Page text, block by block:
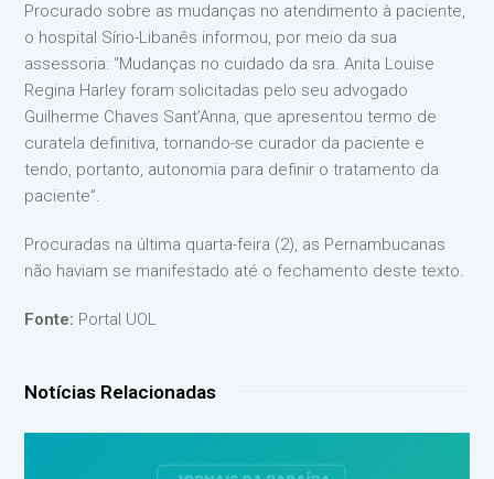
Procurado sobre as mudanças no atendimento à paciente,
o hospital Sírio-Libanês informou, por meio da sua
assessoria: “Mudanças no cuidado da sra. Anita Louise
Regina Harley foram solicitadas pelo seu advogado
Guilherme Chaves Sant’Anna, que apresentou termo de
curatela definitiva, tornando-se curador da paciente e
tendo, portanto, autonomia para definir o tratamento da
paciente”.
Procuradas na última quarta-feira (2), as Pernambucanas
não haviam se manifestado até o fechamento deste texto.
Fonte: Portal UOL
Notícias Relacionadas